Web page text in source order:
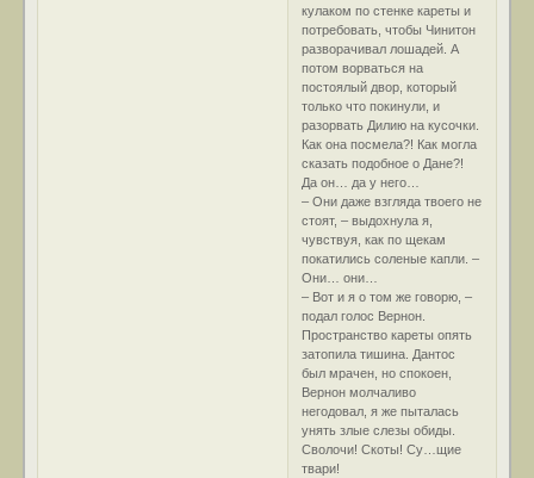
кулаком по стенке кареты и
потребовать, чтобы Чинитон
разворачивал лошадей. А
потом ворваться на
постоялый двор, который
только что покинули, и
разорвать Дилию на кусочки.
Как она посмела?! Как могла
сказать подобное о Дане?!
Да он… да у него…
– Они даже взгляда твоего не
стоят, – выдохнула я,
чувствуя, как по щекам
покатились соленые капли. –
Они… они…
– Вот и я о том же говорю, –
подал голос Вернон.
Пространство кареты опять
затопила тишина. Дантос
был мрачен, но спокоен,
Вернон молчаливо
негодовал, я же пыталась
унять злые слезы обиды.
Сволочи! Скоты! Су…щие
твари!